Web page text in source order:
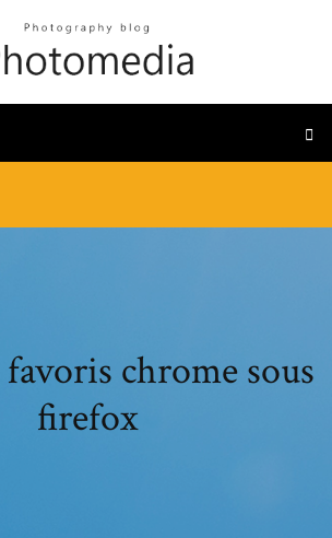
chrome sous
firefox